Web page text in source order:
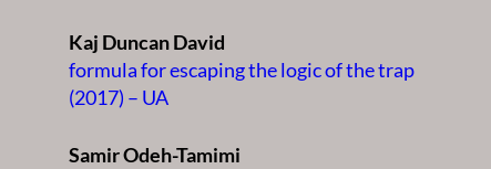
Kaj Duncan David
formula for escaping the logic of the trap
(2017) – UA
Samir Odeh-Tamimi